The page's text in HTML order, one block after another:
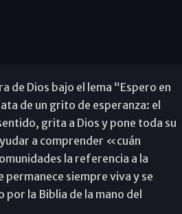
de Dios bajo el lema “Espero en
de un grito de esperanza: el
grita a Dios y pone toda su
a comprender «cuán
la referencia a la
permanece siempre viva y se
la Biblia de la mano del